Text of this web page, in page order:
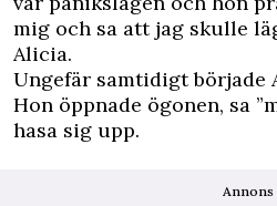
mig och sa att jag skulle
Alicia.
Ungefär samtidigt började
Hon öppnade ögonen, sa
hasa sig upp.
Annons